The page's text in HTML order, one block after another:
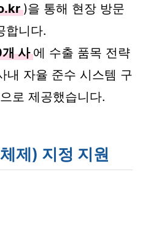
)을 통해 현장 방문
합니다.
사 에 수출 품목 전략
내 자율 준수 시스템 구
로 제공했습니다.
제) 지정 지원